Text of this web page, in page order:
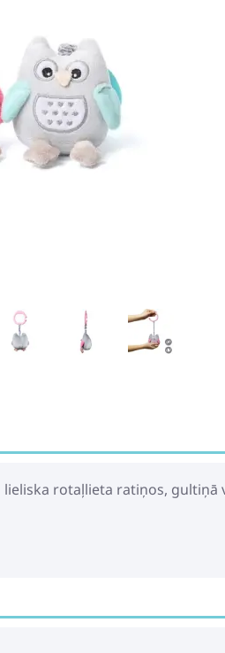
rotaļlieta ratiņos, gultiņā